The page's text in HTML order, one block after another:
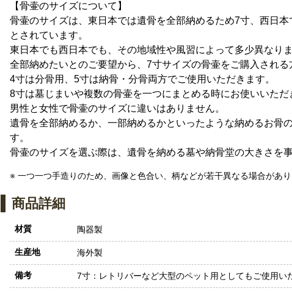
【骨壷のサイズについて】
骨壷のサイズは、東日本では遺骨を全部納めるため7寸、西日
とされています。
東日本でも西日本でも、その地域性や風習によって多少異なり
全部納めたいとのご要望から、7寸サイズの骨壷をご購入される
4寸は分骨用、5寸は納骨・分骨両方でご使用いただきます。
8寸は墓じまいや複数の骨壷を一つにまとめる時にお使いいただ
男性と女性で骨壷のサイズに違いはありません。
遺骨を全部納めるか、一部納めるかといったような納めるお骨
す。
骨壷のサイズを選ぶ際は、遺骨を納める墓や納骨堂の大きさを
※ 一つ一つ手造りのため、画像と色合い、柄などが若干異なる場合があり
商品詳細
材質 陶器製
生産地 海外製
備考 7寸：レトリバーなど大型のペット用としてもご使用い